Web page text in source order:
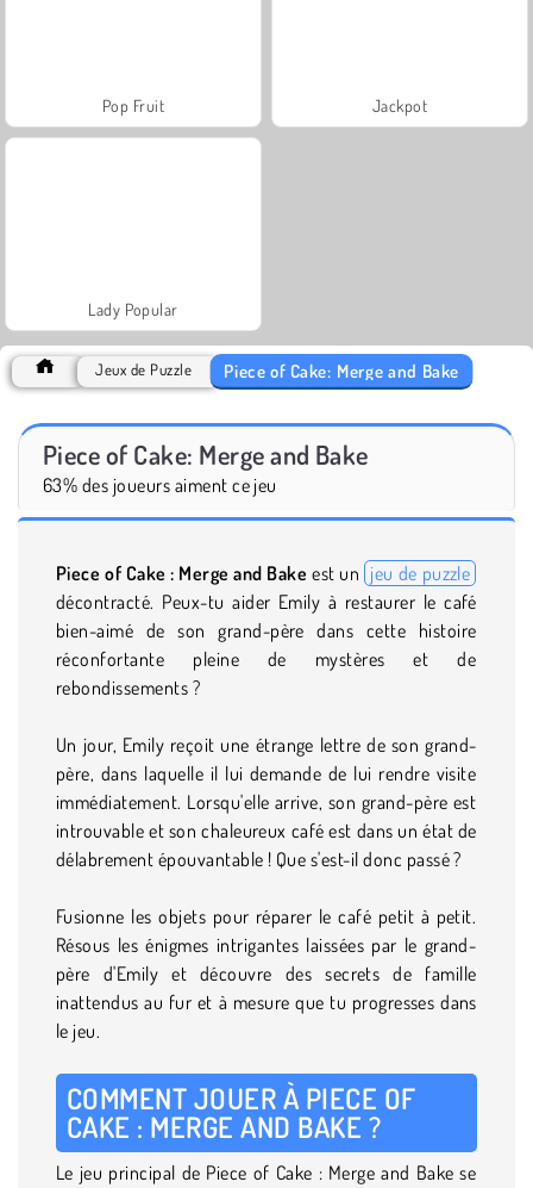
Pop Fruit Jackpot
Lady Popular
Jeux de Puzzle Piece of Cake: Merge and Bake
Piece of Cake: Merge and Bake
63% des joueurs aiment ce jeu
Piece of Cake : Merge and Bake est un jeu de puzzle
décontracté. Peux-tu aider Emily à restaurer le café
bien-aimé de son grand-père dans cette histoire
réconfortante pleine de mystères et de
rebondissements ?
Un jour, Emily reçoit une étrange lettre de son grand-
père, dans laquelle il lui demande de lui rendre visite
immédiatement. Lorsqu'elle arrive, son grand-père est
introuvable et son chaleureux café est dans un état de
délabrement épouvantable ! Que s'est-il donc passé ?
Fusionne les objets pour réparer le café petit à petit.
Résous les énigmes intrigantes laissées par le grand-
père d'Emily et découvre des secrets de famille
inattendus au fur et à mesure que tu progresses dans
le jeu.
COMMENT JOUER À PIECE OF
CAKE : MERGE AND BAKE ?
Le jeu principal de Piece of Cake : Merge and Bake se